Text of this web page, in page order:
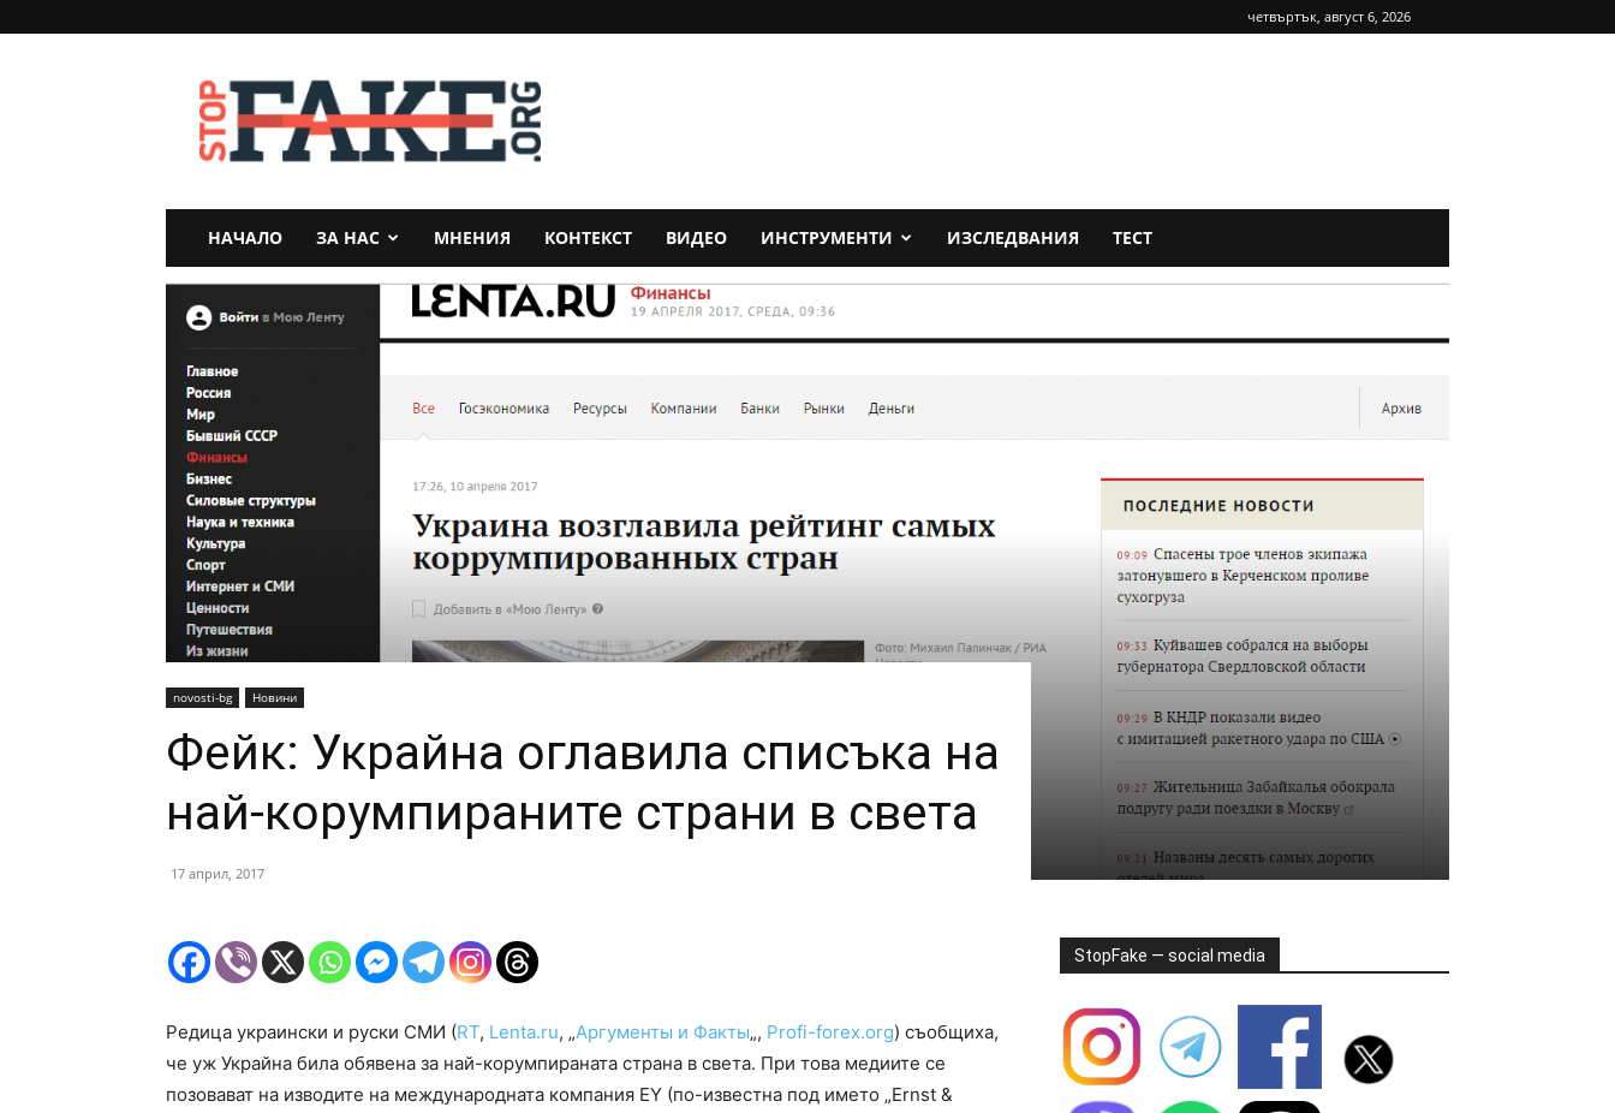
четвъртък, август 6, 2026
StopFake
НАЧАЛО ЗА НАС МНЕНИЯ КОНТЕКСТ ВИДЕО ИНСТРУМЕНТИ ИЗСЛЕДВАНИЯ ТЕСТ
novosti-bg Новини
Фейк: Украйна оглавила списъка на
най-корумпираните страни в света
17 април, 2017
Редица украински и руски СМИ (RT, Lenta.ru, „Аргументы и Факты„, Рrofi-forex.org) съобщиха,
че уж Украйна била обявена за най-корумпираната страна в света. При това медиите се
позовават на изводите на международната компания EY (по-известна под името „Ernst &
StopFake — social media